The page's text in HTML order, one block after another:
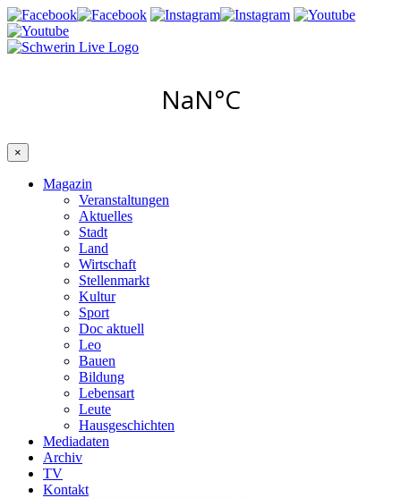
×
Magazin
Veranstaltungen
Aktuelles
Stadt
Land
Wirtschaft
Stellenmarkt
Kultur
Sport
Doc aktuell
Leo
Bauen
Bildung
Lebensart
Leute
Hausgeschichten
Mediadaten
Archiv
TV
Kontakt